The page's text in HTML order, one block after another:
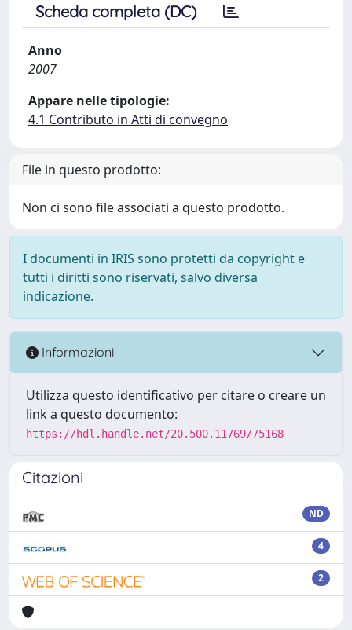
Scheda completa (DC)
Anno
2007
Appare nelle tipologie:
4.1 Contributo in Atti di convegno
File in questo prodotto:
Non ci sono file associati a questo prodotto.
I documenti in IRIS sono protetti da copyright e
tutti i diritti sono riservati, salvo diversa
indicazione.
Informazioni
Utilizza questo identificativo per citare o creare un
link a questo documento:
https://hdl.handle.net/20.500.11769/75168
Citazioni
ND
4
2